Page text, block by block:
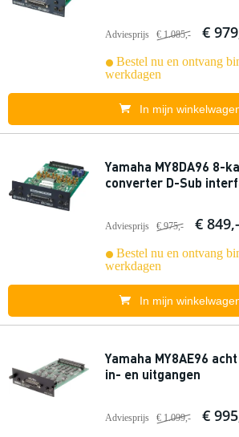
Adviesprijs € 1.085,- €
Bestel nu en ontvang
werkdagen
In mijn
Yamaha MY8DA96 8-
converter D-Sub
Adviesprijs € 975,- € 849,-
Bestel nu en ontvang
werkdagen
In mijn
Yamaha MY8AE96
in- en uitgangen
Adviesprijs € 1.099,- €